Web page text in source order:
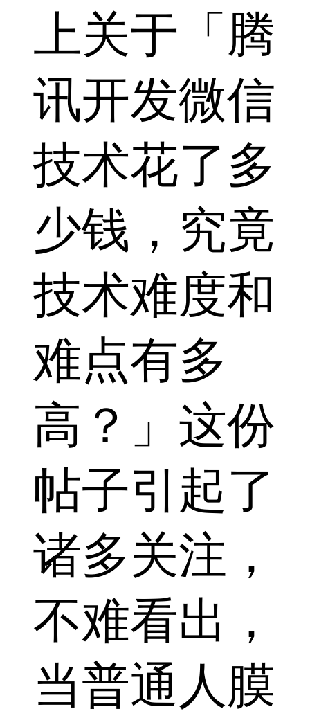
上关于「腾
讯开发微信
技术花了多
少钱，究竟
技术难度和
难点有多
高？」这份
帖子引起了
诸多关注，
不难看出，
当普通人膜